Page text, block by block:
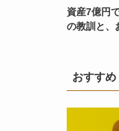
資産7億円
の教訓と、
おすすめ